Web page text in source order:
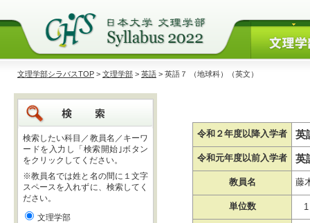
文理学部シラバスTOP > 文理学部 > 英語 > 英語７ （地球科）（英文）
検索したい科目／教員名／キーワ
ードを入力し「検索開始｣ボタン
をクリックしてください。
※教員名では姓と名の間に１文字
スペースを入れずに、検索してく
ださい。
文理学部
令和２年度以降入学者 英
令和元年度以前入学者 英
教員名 藤
単位数 1